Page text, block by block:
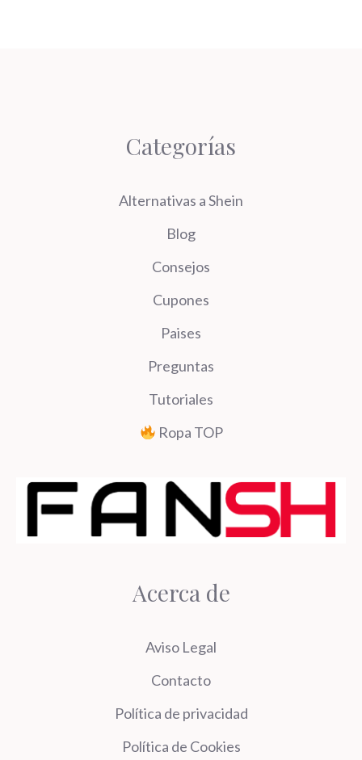
Categorías
Alternativas a Shein
Blog
Consejos
Cupones
Paises
Preguntas
Tutoriales
Ropa TOP
Acerca de
Aviso Legal
Contacto
Política de privacidad
Política de Cookies